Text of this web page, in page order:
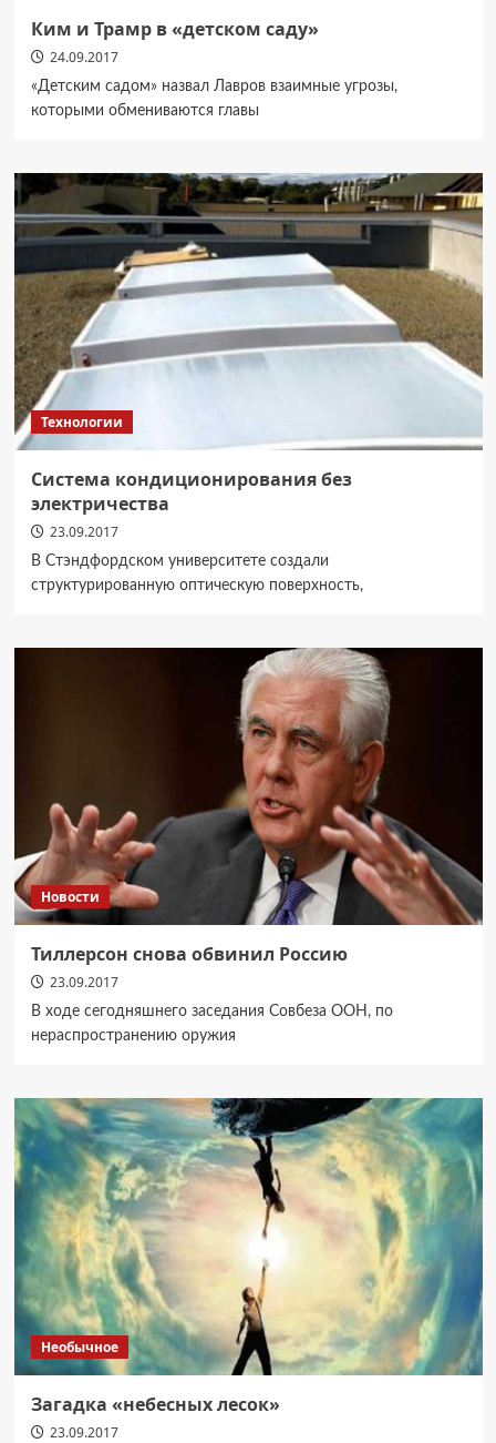
Ким и Трамр в «детском саду»
24.09.2017
«Детским садом» назвал Лавров взаимные угрозы,
которыми обмениваются главы
Технологии
Система кондиционирования без
электричества
23.09.2017
В Стэндфордском университете создали
структурированную оптическую поверхность,
Новости
Тиллерсон снова обвинил Россию
23.09.2017
В ходе сегодняшнего заседания Совбеза ООН, по
нераспространению оружия
Необычное
Загадка «небесных лесок»
23.09.2017